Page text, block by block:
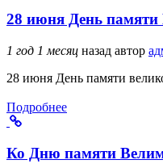
28 июня День памяти
1 год 1 месяц назад автор
28 июня День памяти
Подробнее
Ко Дню памяти